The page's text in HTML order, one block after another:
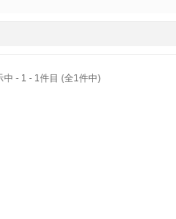
中 - 1 - 1件目 (全1件中)